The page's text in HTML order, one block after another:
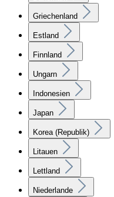
Griechenland
Estland
Finnland
Ungarn
Indonesien
Japan
Korea (Republik)
Litauen
Lettland
Niederlande